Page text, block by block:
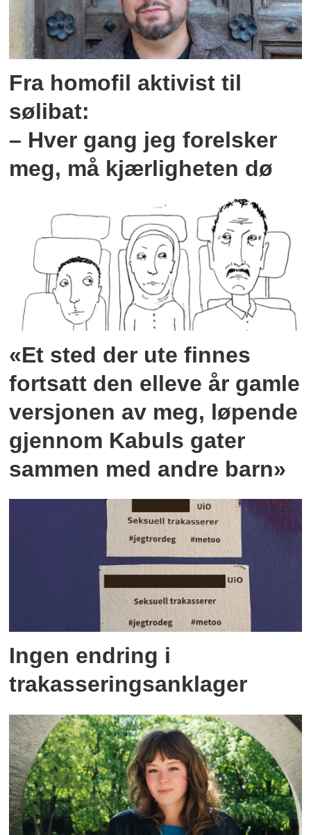
Fra homofil aktivist til
sølibat:
– Hver gang jeg forelsker
meg, må kjærligheten dø
«Et sted der ute finnes
fortsatt den elleve år gamle
versjonen av meg, løpende
gjennom Kabuls gater
sammen med andre barn»
Ingen endring i
trakasseringsanklager